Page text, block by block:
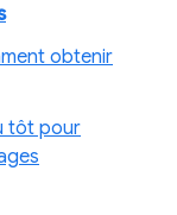
obtenir
tôt pour